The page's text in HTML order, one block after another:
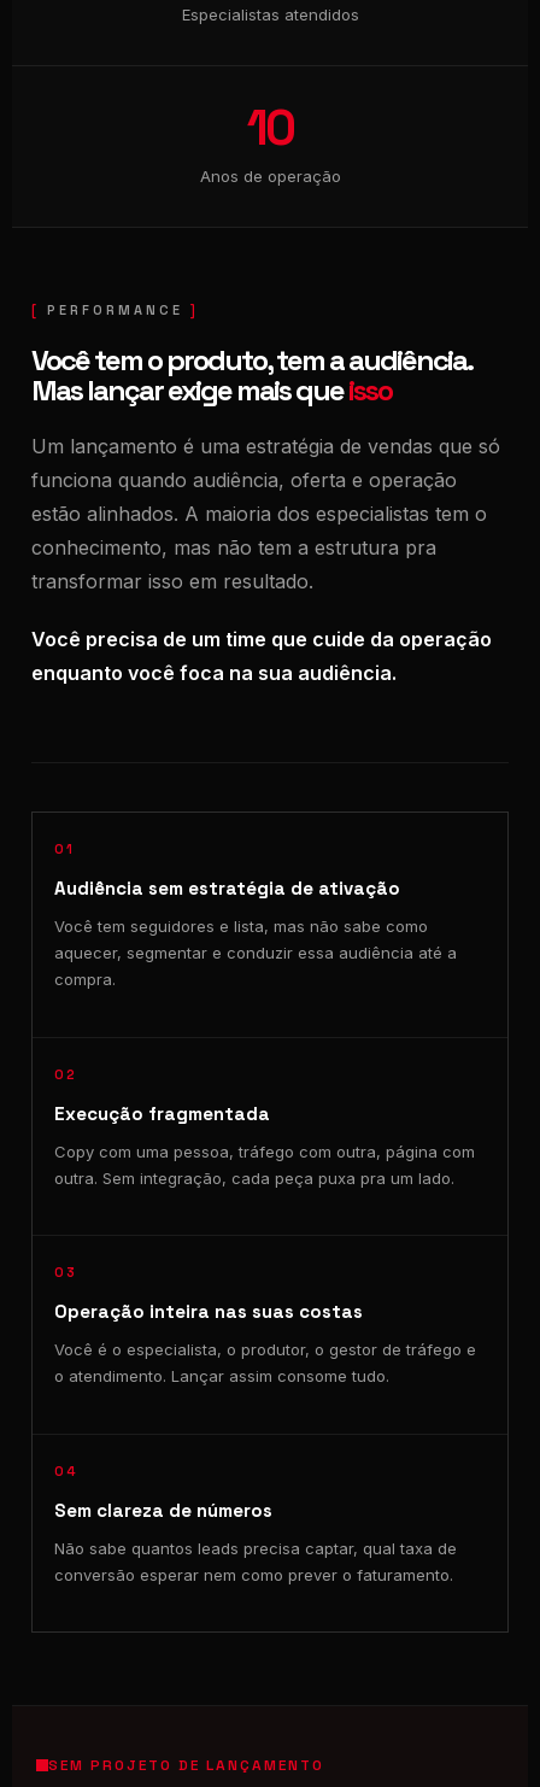
Especialistas atendidos
10
Anos de operação
PERFORMANCE
Você tem o produto, tem a audiência.
Mas lançar exige mais queisso
Um lançamento é uma estratégia de vendas que só
funciona quando audiência, oferta e operação
estão alinhados. A maioria dos especialistas tem o
conhecimento, mas não tem a estrutura pra
transformar isso em resultado.
Você precisa de um time que cuide da operação
enquanto você foca na sua audiência.
01
Audiência sem estratégia de ativação
Você tem seguidores e lista, mas não sabe como
aquecer, segmentar e conduzir essa audiência até a
compra.
02
Execução fragmentada
Copy com uma pessoa, tráfego com outra, página com
outra. Sem integração, cada peça puxa pra um lado.
03
Operação inteira nas suas costas
Você é o especialista, o produtor, o gestor de tráfego e
o atendimento. Lançar assim consome tudo.
04
Sem clareza de números
Não sabe quantos leads precisa captar, qual taxa de
conversão esperar nem como prever o faturamento.
SEM PROJETO DE LANÇAMENTO